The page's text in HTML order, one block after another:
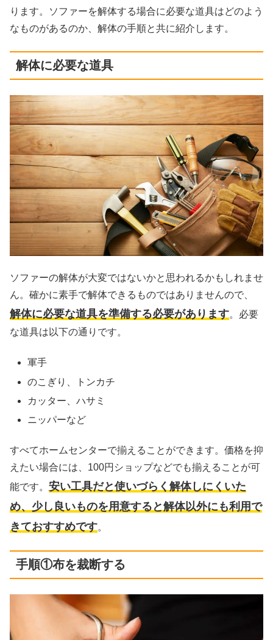
ります。ソファーを解体する場合に必要な道具はどのよう
なものがあるのか、解体の手順と共に紹介します。
解体に必要な道具
ソファーの解体が大変ではないかと思われるかもしれませ
ん。確かに素手で解体できるものではありませんので、
解体に必要な道具を準備する必要があります。必要
な道具は以下の通りです。
軍手
のこぎり、トンカチ
カッター、ハサミ
ニッパーなど
すべてホームセンターで揃えることができます。価格を抑
えたい場合には、100円ショップなどでも揃えることが可
能です。 安い工具だと使いづらく解体しにくいた
め、少し良いものを用意すると解体以外にも利用で
きておすすめです。
手順①布を裁断する